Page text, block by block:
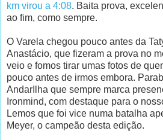
km virou a 4:08. Baita prova,
ao fim, como sempre.
O Varela chegou pouco antes da
Anastácio, que fizeram a prova no
veio e fomos tirar umas fotos de
pouco antes de irmos embora.
AndarIlha que sempre marca
Ironmind, com destaque para o
Lemos que foi vice numa batalha
Meyer, o campeão desta edição.